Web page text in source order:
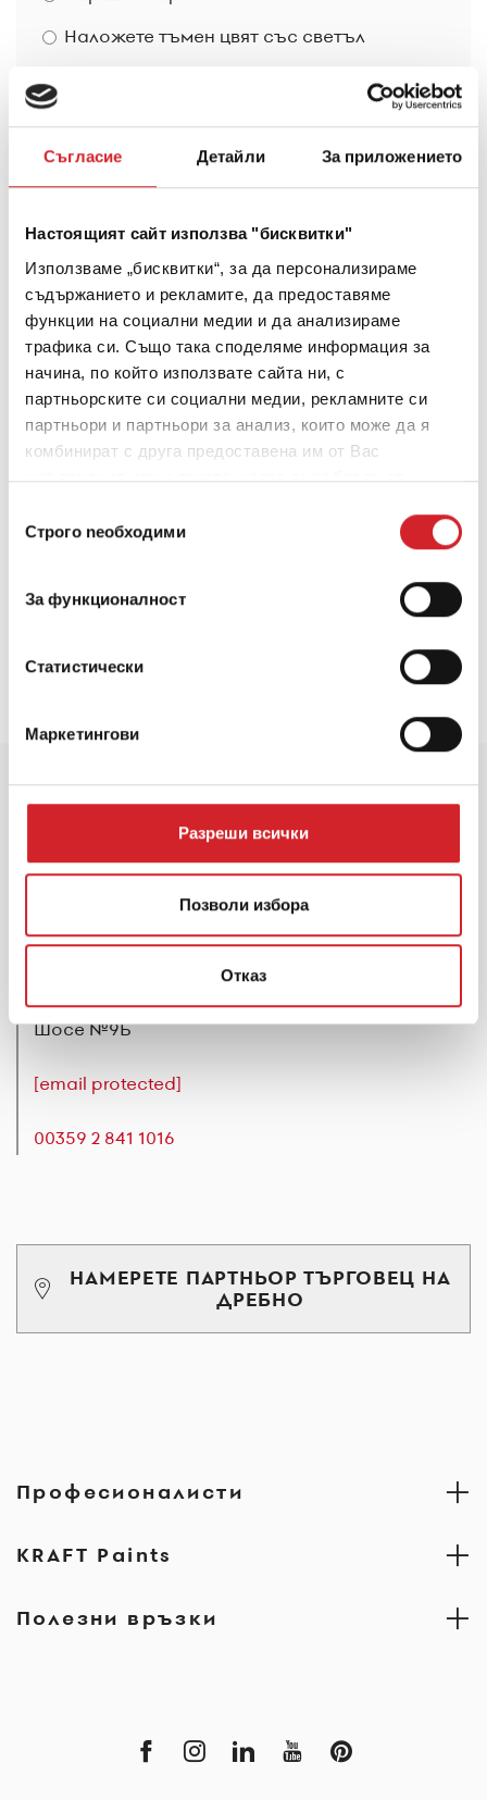
Съгласие Детайли За приложението
Настоящият сайт използва "бисквитки"
Използваме „бисквитки“, за да персонализираме
съдържанието и рекламите, да предоставяме
функции на социални медии и да анализираме
трафика си. Също така споделяме информация за
начина, по който използвате сайта ни, с
партньорските си социални медии, рекламните си
партньори и партньори за анализ, които може да я
комбинират с друга предоставена им от Вас
информация или с такава, която са събрали от
наСтрого nеобходими
За функционалност
Статистически
Маркетингови
Разреши всички
Позволи избора
Отказ
Наложете тъмен цвят със светъл
Обща Повърхност:
0,00
За 2 слоя: 0,00
Обслужване на клиенти
Шосе №9Б
[email protected]
00359 2 841 1016
НАМЕРЕТЕ ПАРТНЬОР ТЪРГОВЕЦ НА
ДРЕБНО
Професионалисти
KRAFT Paints
Полезни връзки